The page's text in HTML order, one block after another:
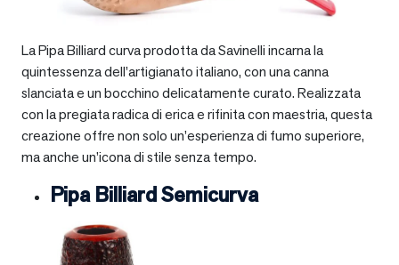
La Pipa Billiard curva prodotta da Savinelli incarna la
quintessenza dell’artigianato italiano, con una canna
slanciata e un bocchino delicatamente curato. Realizzata
con la pregiata radica di erica e rifinita con maestria, questa
creazione offre non solo un’esperienza di fumo superiore,
ma anche un’icona di stile senza tempo.
Pipa Billiard Semicurva